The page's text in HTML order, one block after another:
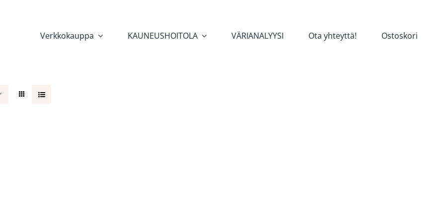
Verkkokauppa KAUNEUSHOITOLA VÄRIANALYYSI Ota yhteyttä! Ostoskori